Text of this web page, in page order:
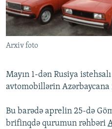
KARIKATURA
İSLAM VƏ DEMOKRATIYA
İZ - MƏDƏNIYYƏT PROQRAMI
PEŞƏ ETIKASI VƏ JURNALISTIKA
MATERIALLARIMIZDAN ISTIFADƏ
AZADLIQRADIOSU MOBIL
XƏBƏR BÜLLETENLƏRIMIZ
BIZI IZLƏ
RFE/RL-in bütün saytları
Arxiv foto
Mayın 1-dən Rusiya
avtomobillərin Azərbaycana
Bu barədə aprelin 25-də
brifinqdə qurumun rəhbəri